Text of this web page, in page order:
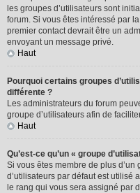
les groupes d’utilisateurs sont
forum. Si vous êtes intéressé par
premier contact devrait être un
envoyant un message privé.
Haut
Pourquoi certains groupes
différente ?
Les administrateurs du forum
groupe d’utilisateurs afin de
Haut
Qu’est-ce qu’un « groupe
Si vous êtes membre de plus d’un
d’utilisateurs par défaut est utilisé
le rang qui vous sera assigné par